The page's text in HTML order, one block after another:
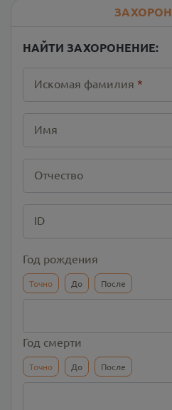
НАЙТИ ЗАХОРОНЕНИЕ:
Искомая фамилия *
Имя
Отчество
ID
Год рождения
Точно До После
Год смерти
Точно До После